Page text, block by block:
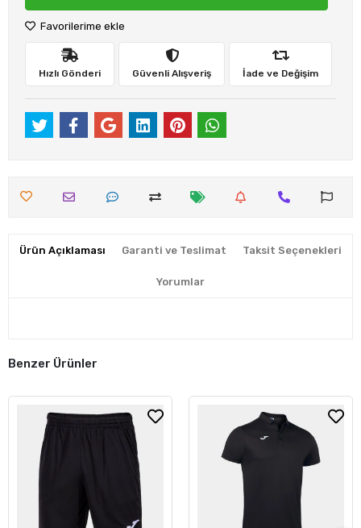
Favorilerime ekle
Hızlı Gönderi Güvenli Alışveriş İade ve Değişim
Ürün Açıklaması Garanti ve Teslimat Taksit Seçenekleri
Yorumlar
Benzer Ürünler